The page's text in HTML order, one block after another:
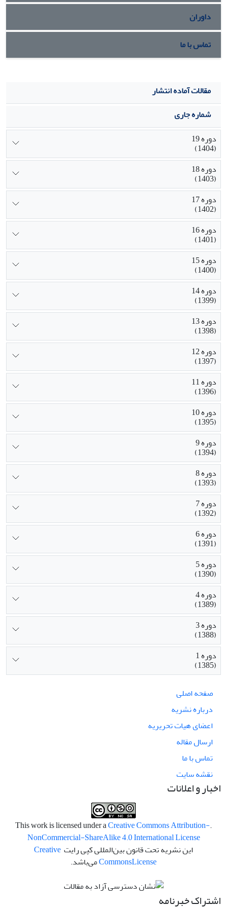
داوران
تماس با ما
مقالات آماده انتشار
شماره جاری
دوره 19
(1404)
دوره 18
(1403)
دوره 17
(1402)
دوره 16
(1401)
دوره 15
(1400)
دوره 14
(1399)
دوره 13
(1398)
دوره 12
(1397)
دوره 11
(1396)
دوره 10
(1395)
دوره 9
(1394)
دوره 8
(1393)
دوره 7
(1392)
دوره 6
(1391)
دوره 5
(1390)
دوره 4
(1389)
دوره 3
(1388)
دوره 1
(1385)
صفحه اصلی
درباره نشریه
اعضای هیات تحریریه
ارسال مقاله
تماس با ما
نقشه سایت
اخبار و اعلانات
.This work is licensed under a
Creative Commons Attribution-
NonCommercial-ShareAlike 4.0 International License
این نشریه تحت قانون بین‌المللی کپی رایت Creative
CommonsLicense می‌باشد.
اشتراک خبرنامه